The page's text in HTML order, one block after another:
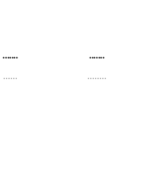
.......
......
.......
........